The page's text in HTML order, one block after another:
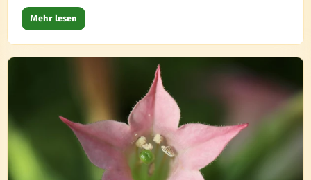
Mehr lesen